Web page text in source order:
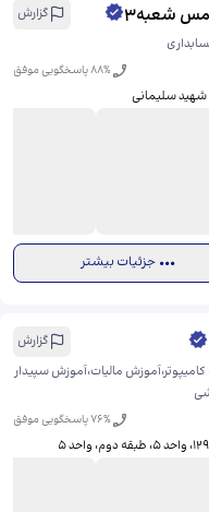
شعبه۳
گزارش
88% پاسخگویی موفق
شهید سلیمانی
جزئیات بیشتر
گزارش
مالیات،آموزش سپیدار
76% پاسخگویی موفق